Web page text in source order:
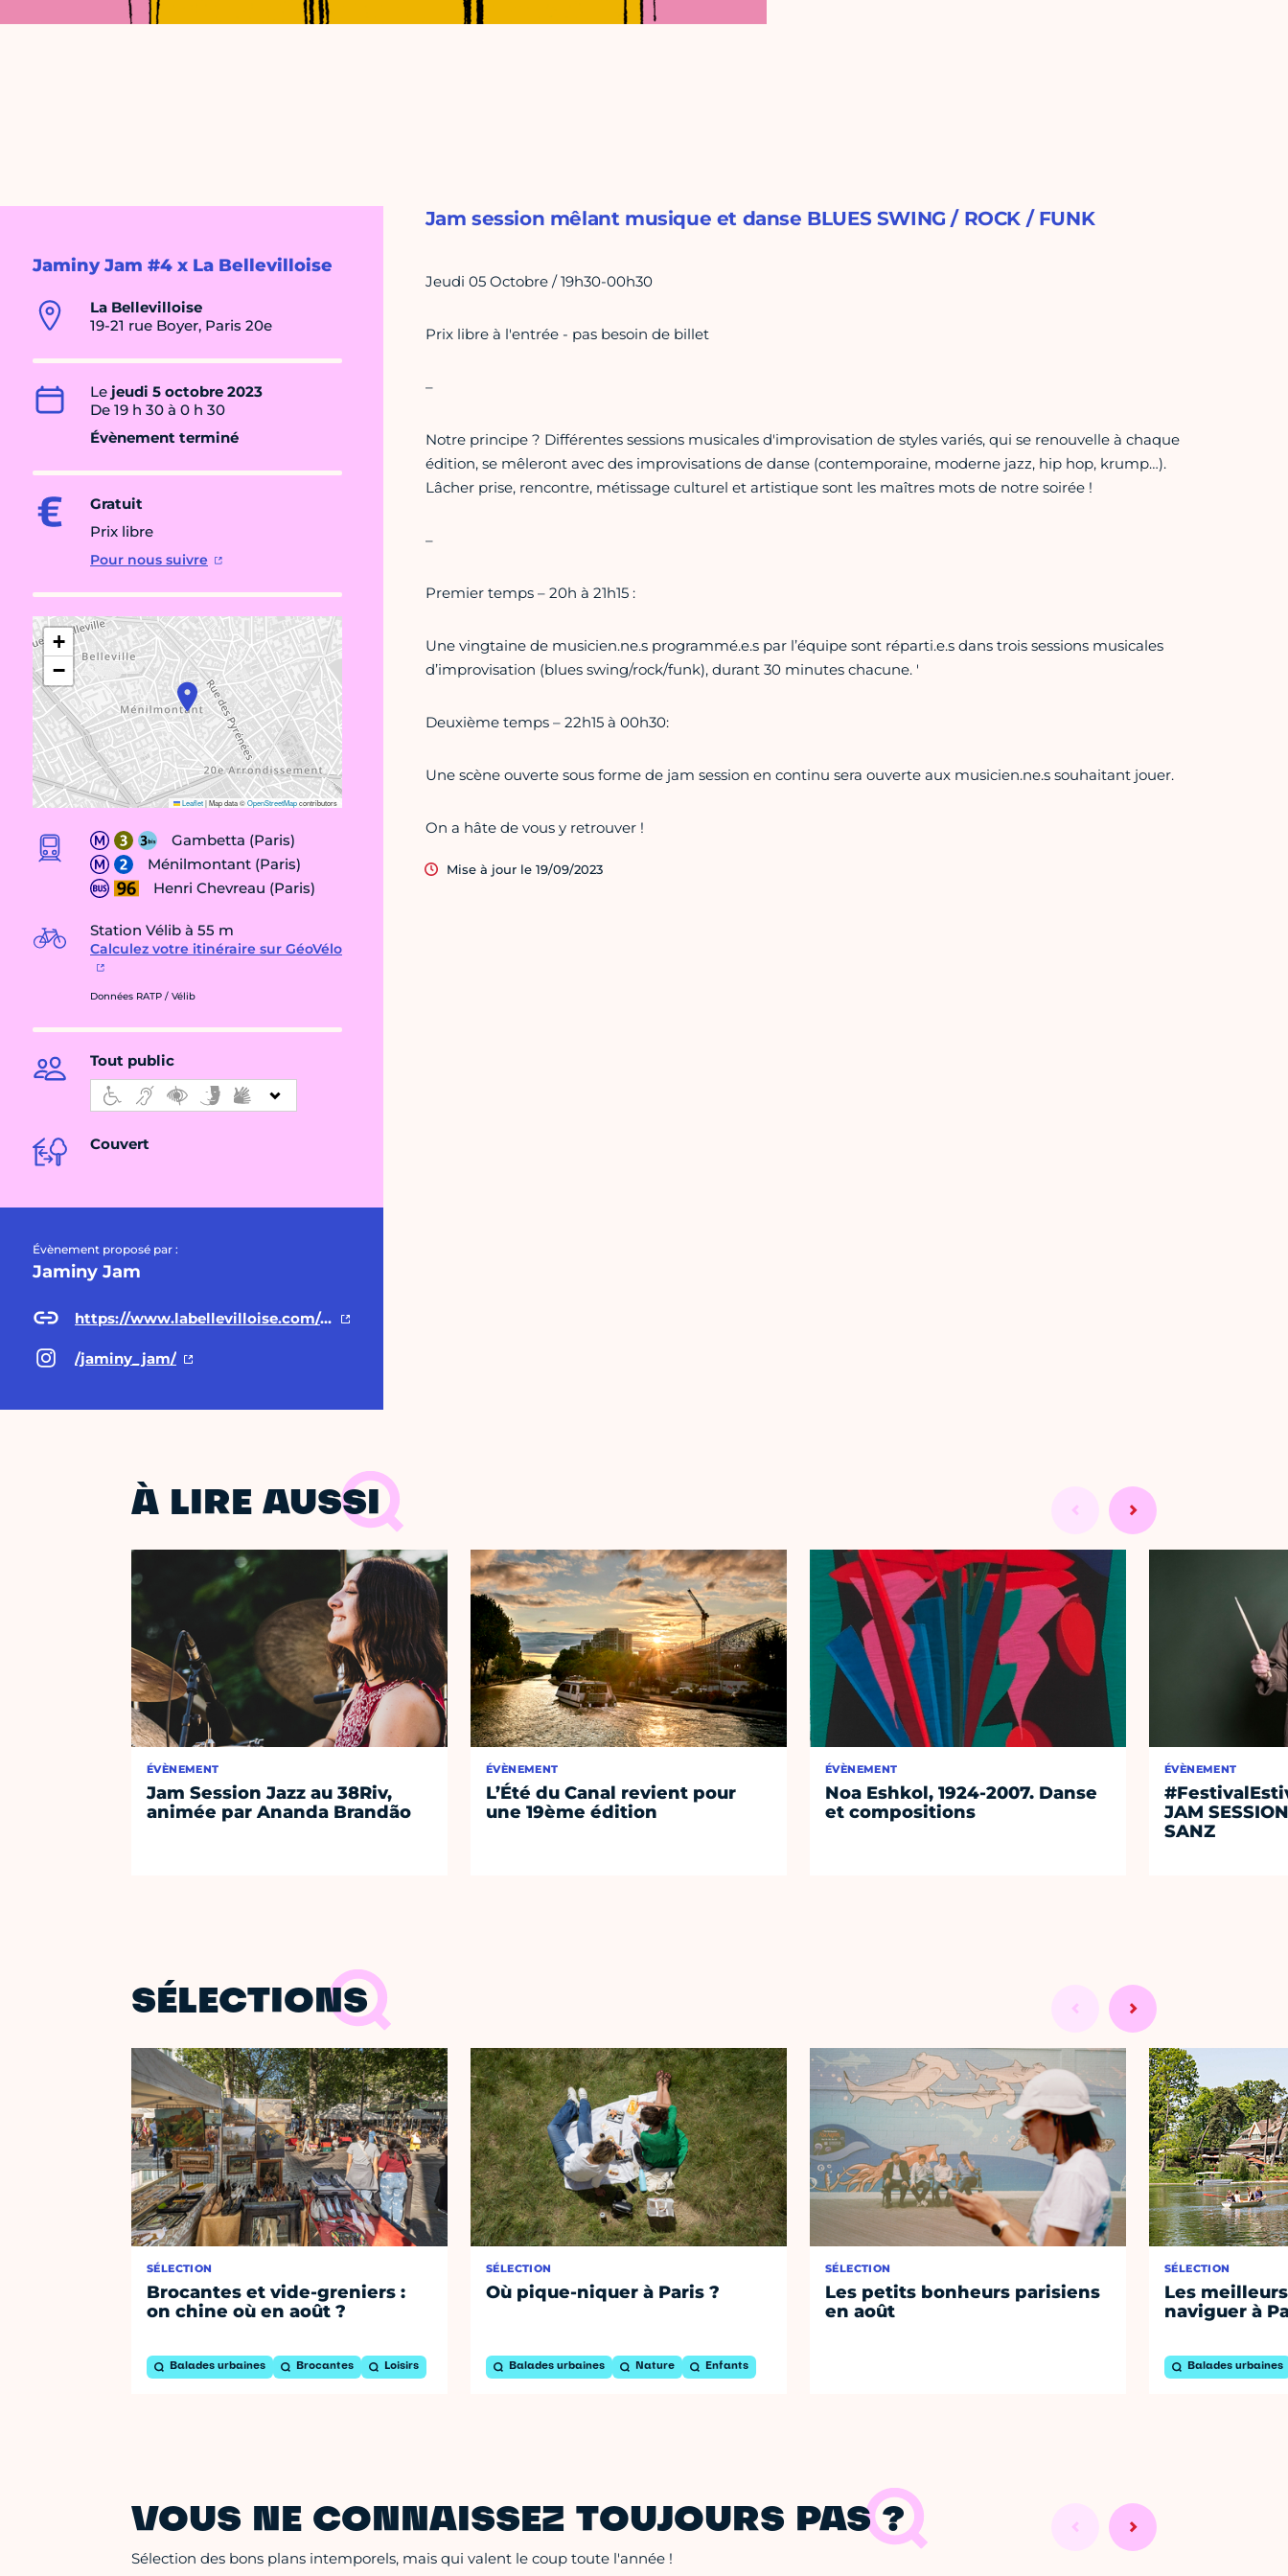
Jaminy Jam #4 x La Bellevilloise
La Bellevilloise
19-21 rue Boyer, Paris 20e
Le jeudi 5 octobre 2023
De 19 h 30 à 0 h 30
Évènement terminé
Gratuit
Prix libre
Pour nous suivre
+
−
Leaflet|Map data ©OpenStreetMapcontributors
Gambetta (Paris)
Ménilmontant (Paris)
Henri Chevreau (Paris)
Station Vélib à 55 m
Calculez votre itinéraire sur GéoVélo
Données RATP / Vélib
Tout public
Couvert
Évènement proposé par :
Jaminy Jam
https://www.labellevilloise.com/evenement/jaminy-jam/
/jaminy_jam/
Jam session mêlant musique et danse BLUES SWING / ROCK / FUNK
Jeudi 05 Octobre / 19h30-00h30
Prix libre à l'entrée - pas besoin de billet
–
Notre principe ? Différentes sessions musicales d'improvisation de styles variés, qui se renouvelle à chaque
édition, se mêleront avec des improvisations de danse (contemporaine, moderne jazz, hip hop, krump…).
Lâcher prise, rencontre, métissage culturel et artistique sont les maîtres mots de notre soirée !
–
Premier temps – 20h à 21h15 :
Une vingtaine de musicien.ne.s programmé.e.s par l’équipe sont réparti.e.s dans trois sessions musicales
d’improvisation (blues swing/rock/funk), durant 30 minutes chacune. '
Deuxième temps – 22h15 à 00h30:
Une scène ouverte sous forme de jam session en continu sera ouverte aux musicien.ne.s souhaitant jouer.
On a hâte de vous y retrouver !
Mise à jour le 19/09/2023
À LIRE AUSSI
ÉVÈNEMENT
Jam Session Jazz au 38Riv,
animée par Ananda Brandão
ÉVÈNEMENT
L’Été du Canal revient pour
une 19ème édition
ÉVÈNEMENT
Noa Eshkol, 1924-2007. Danse
et compositions
ÉVÈNEMENT
JAM
SANZ
SÉLECTIONS
SÉLECTION
Brocantes et vide-greniers :
on chine où en août ?
Balades urbaines Brocantes Loisirs
SÉLECTION
Où pique-niquer à Paris ?
Balades urbaines Nature Enfants
SÉLECTION
Les petits bonheurs parisiens
en août
SÉLECTION
Les
naviguer à
Balades urbaines
VOUS NE CONNAISSEZ TOUJOURS PAS ?
Sélection des bons plans intemporels, mais qui valent le coup toute l'année !